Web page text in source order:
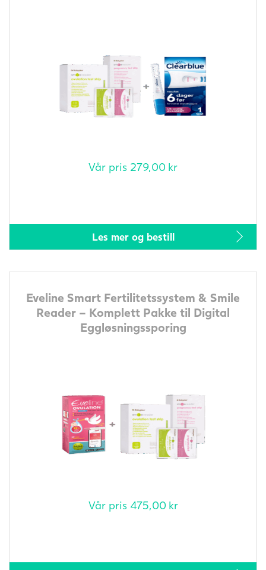
Vår pris 279,00 kr
Les mer og bestill
Eveline Smart Fertilitetssystem & Smile
Reader – Komplett Pakke til Digital
Eggløsningssporing
Vår pris 475,00 kr